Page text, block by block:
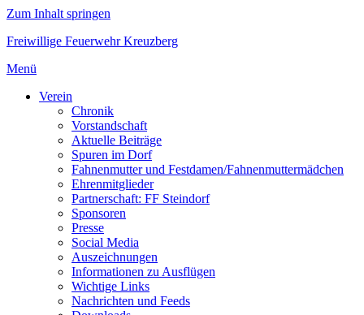
Zum Inhalt springen
Freiwillige Feuerwehr Kreuzberg
Menü
Verein
Chronik
Vorstandschaft
Aktuelle Beiträge
Spuren im Dorf
Fahnenmutter und Festdamen/Fahnenmuttermädchen
Ehrenmitglieder
Partnerschaft: FF Steindorf
Sponsoren
Presse
Social Media
Auszeichnungen
Informationen zu Ausflügen
Wichtige Links
Nachrichten und Feeds